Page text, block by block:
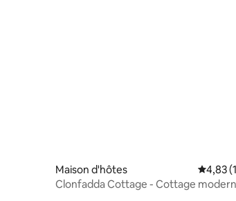
Maison d'hôtes
4,83
Clonfadda Cottage - Cottage